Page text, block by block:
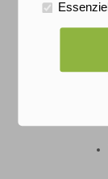
Essenziell